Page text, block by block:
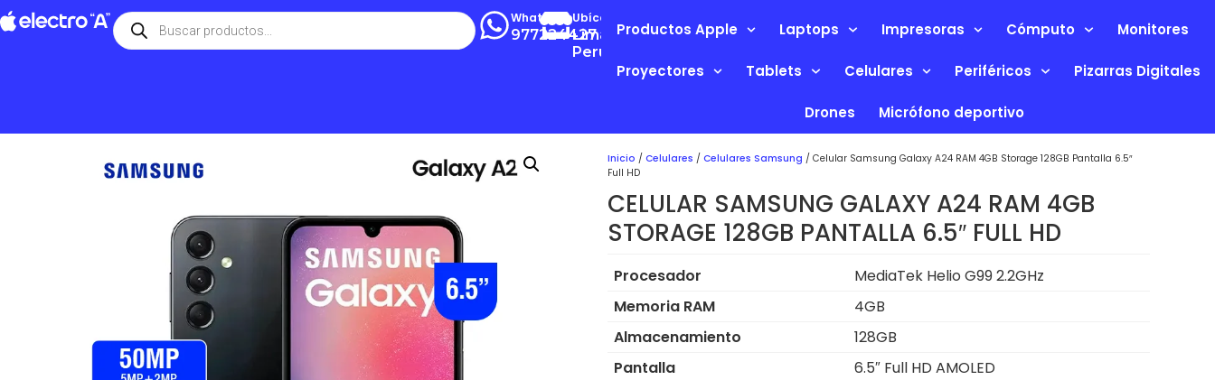
Whatsapp
977224427
Ubícanos
Lima-
Perú
Productos Apple Laptops Impresoras Cómputo Monitores
Proyectores Tablets Celulares Periféricos Pizarras Digitales
Drones Micrófono deportivo
Inicio / Celulares / Celulares Samsung / Celular Samsung Galaxy A24 RAM 4GB Storage 128GB Pantalla 6.5″
Full HD
CELULAR SAMSUNG GALAXY A24 RAM 4GB
STORAGE 128GB PANTALLA 6.5″ FULL HD
Procesador
MediaTek Helio G99 2.2GHz
Memoria RAM
4GB
Almacenamiento
128GB
Pantalla
6.5″ Full HD AMOLED